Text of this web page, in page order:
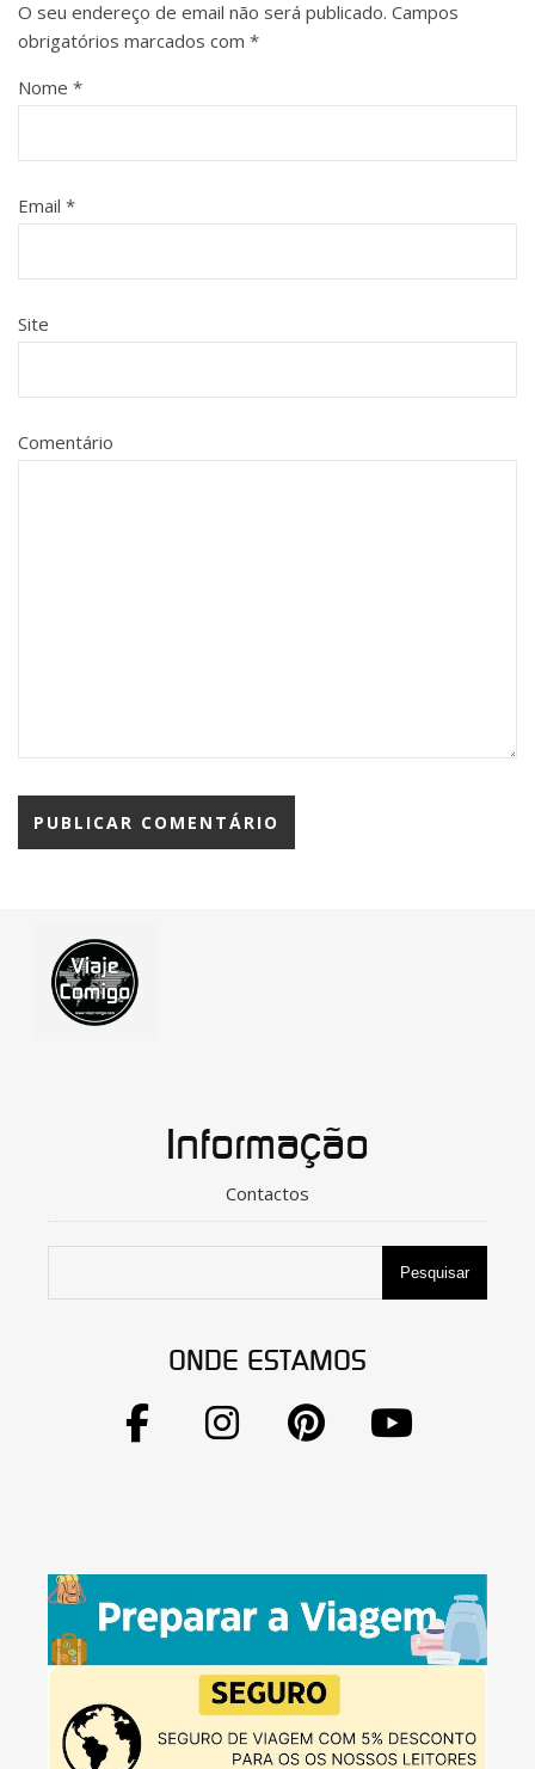
O seu endereço de email não será publicado. Campos
obrigatórios marcados com *
Nome *
Email *
Site
Comentário
Informação
Contactos
Pesquisar
ONDE ESTAMOS